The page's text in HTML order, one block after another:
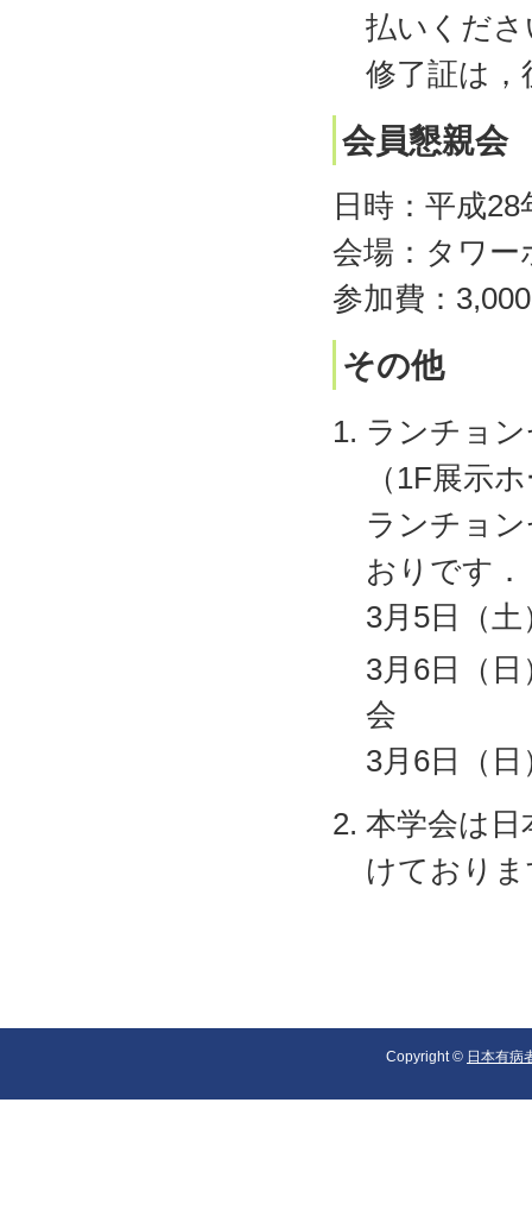
払いくださ
修了証は
会員懇親会
日時：平成
会場：タワー
参加費：
その他
ランチョ
（1F展示
ランチョ
おりです．
3月5日（
3月6日（
会
3月6日（
本学会は日
けており
Copyright © 日本有病